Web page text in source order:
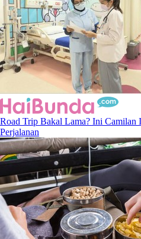
Road Trip Bakal Lama? Ini Camilan
Perjalanan